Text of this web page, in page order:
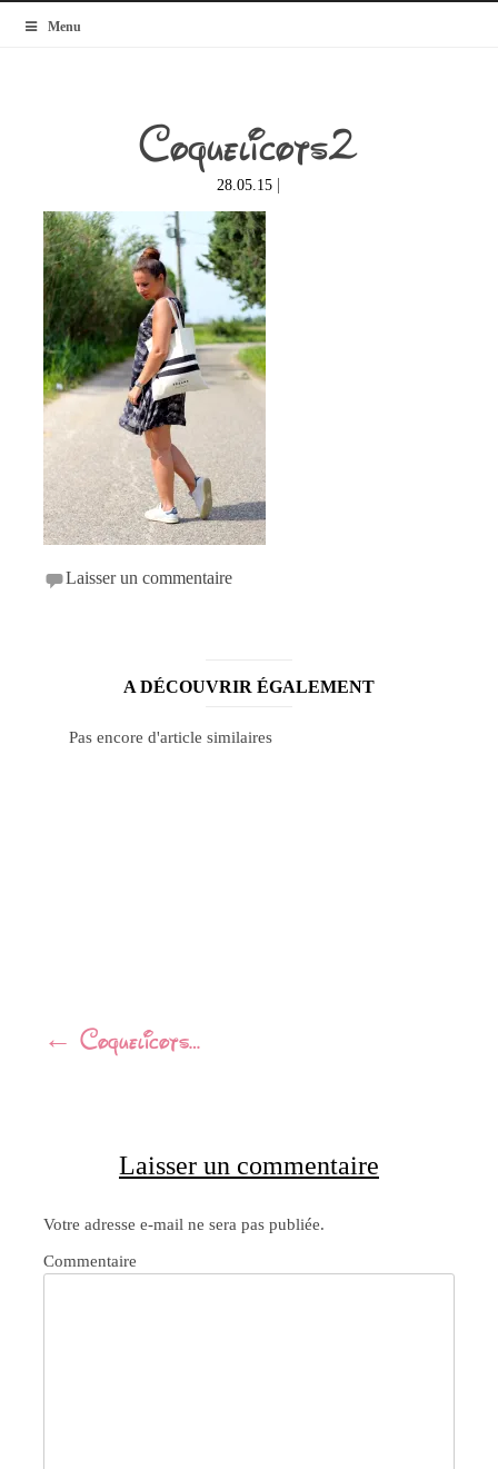
Menu
MyBlogMode
Coquelicots2
28.05.15 |
Laisser un commentaire
A DÉCOUVRIR ÉGALEMENT
Pas encore d'article similaires
Navigation
← Coquelicots…
Laisser un commentaire
Votre adresse e-mail ne sera pas publiée.
Commentaire